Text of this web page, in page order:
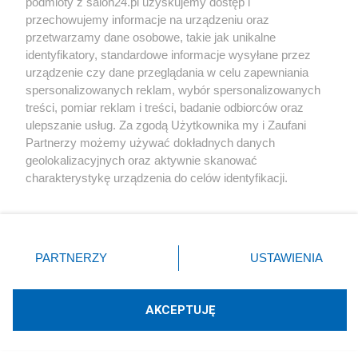
#Sondaż
Ze świecą szukać zwolenników rządu.
Duży ból głowy dla Donalda Tuska
IBRiS: Najsłabszy PiS w historii po rozłamie. Najnowszy
przechowujemy informacje na urządzeniu oraz
przetwarzamy dane osobowe, takie jak unikalne
identyfikatory, standardowe informacje wysyłane przez
urządzenie czy dane przeglądania w celu zapewniania
spersonalizowanych reklam, wybór spersonalizowanych
treści, pomiar reklam i treści, badanie odbiorców oraz
ulepszanie usług. Za zgodą Użytkownika my i Zaufani
Partnerzy możemy używać dokładnych danych
geolokalizacyjnych oraz aktywnie skanować
charakterystykę urządzenia do celów identyfikacji.
zmienić/wycofać klikając przycisk ustawień prywatności
znajdujący się w lewym dolnym rogu strony
rodzaje przetwarzania danych nie wymagają zgody
użytkownika, ale masz prawo sprzeciwić się takiemu
PARTNERZY USTAWIENIA
AKCEPTUJĘ